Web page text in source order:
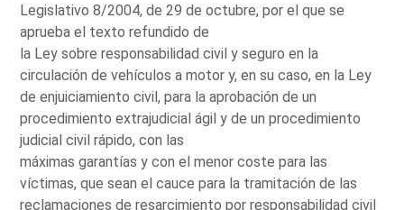
Legislativo 8/2004, de 29 de octubre, por el que se
aprueba el texto refundido de
la Ley sobre responsabilidad civil y seguro en la
circulación de vehículos a motor y, en su caso, en la Ley
de enjuiciamiento civil, para la aprobación de un
procedimiento extrajudicial ágil y de un procedimiento
judicial civil rápido, con las
máximas garantías y con el menor coste para las
víctimas, que sean el cauce para la tramitación de las
reclamaciones de resarcimiento por responsabilidad civil